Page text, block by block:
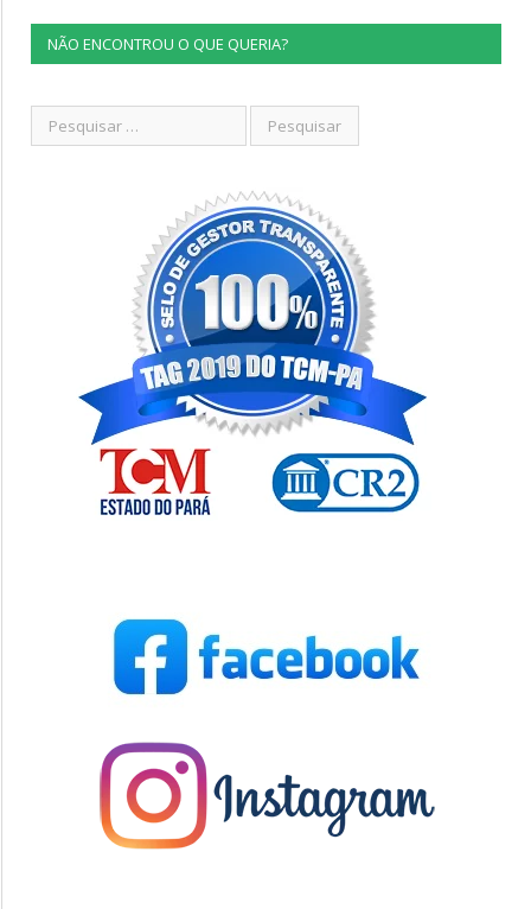
NÃO ENCONTROU O QUE QUERIA?